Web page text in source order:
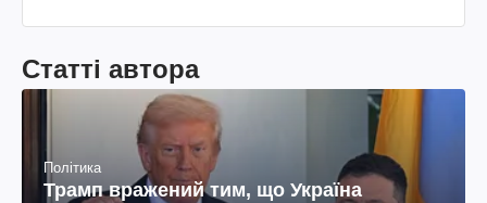
Статті автора
Політика
Трамп вражений тим, що Україна